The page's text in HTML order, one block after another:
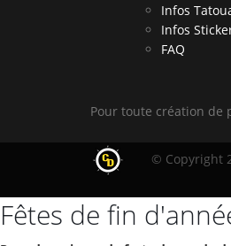
Infos
Infos
FAQ
Pour toute création de
© Copyright
Fêtes de fin